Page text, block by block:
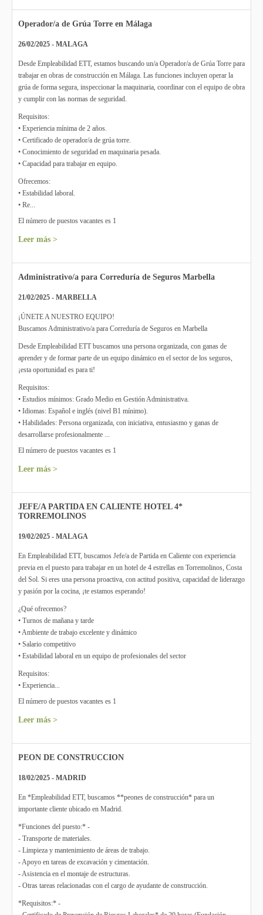
Operador/a de Grúa Torre en Málaga
26/02/2025 - MALAGA
Desde Empleabilidad ETT, estamos buscando un/a Operador/a de Grúa Torre para
trabajar en obras de construcción en Málaga. Las funciones incluyen operar la
grúa de forma segura, inspeccionar la maquinaria, coordinar con el equipo de obra
y cumplir con las normas de seguridad.
Requisitos:
• Experiencia mínima de 2 años.
• Certificado de operador/a de grúa torre.
• Conocimiento de seguridad en maquinaria pesada.
• Capacidad para trabajar en equipo.
Ofrecemos:
• Estabilidad laboral.
• Re...
El número de puestos vacantes es 1
Leer más >
Administrativo/a para Correduría de Seguros Marbella
21/02/2025 - MARBELLA
¡ÚNETE A NUESTRO EQUIPO!
Buscamos Administrativo/a para Correduría de Seguros en Marbella
Desde Empleabilidad ETT buscamos una persona organizada, con ganas de
aprender y de formar parte de un equipo dinámico en el sector de los seguros,
¡esta oportunidad es para ti!
Requisitos:
• Estudios mínimos: Grado Medio en Gestión Administrativa.
• Idiomas: Español e inglés (nivel B1 mínimo).
• Habilidades: Persona organizada, con iniciativa, entusiasmo y ganas de
desarrollarse profesionalmente ...
El número de puestos vacantes es 1
Leer más >
JEFE/A PARTIDA EN CALIENTE HOTEL 4*
TORREMOLINOS
19/02/2025 - MALAGA
En Empleabilidad ETT, buscamos Jefe/a de Partida en Caliente con experiencia
previa en el puesto para trabajar en un hotel de 4 estrellas en Torremolinos, Costa
del Sol. Si eres una persona proactiva, con actitud positiva, capacidad de liderazgo
y pasión por la cocina, ¡te estamos esperando!
¿Qué ofrecemos?
• Turnos de mañana y tarde
• Ambiente de trabajo excelente y dinámico
• Salario competitivo
• Estabilidad laboral en un equipo de profesionales del sector
Requisitos:
• Experiencia...
El número de puestos vacantes es 1
Leer más >
PEON DE CONSTRUCCION
18/02/2025 - MADRID
En *Empleabilidad ETT, buscamos **peones de construcción* para un
importante cliente ubicado en Madrid.
*Funciones del puesto:* -
- Transporte de materiales.
- Limpieza y mantenimiento de áreas de trabajo.
- Apoyo en tareas de excavación y cimentación.
- Asistencia en el montaje de estructuras.
- Otras tareas relacionadas con el cargo de ayudante de construcción.
*Requisitos:* -